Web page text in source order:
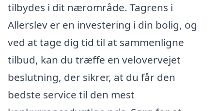
tilbydes i dit nærområde. Tagrens i
Allerslev er en investering i din bolig, og
ved at tage dig tid til at sammenligne
tilbud, kan du træffe en velovervejet
beslutning, der sikrer, at du får den
bedste service til den mest